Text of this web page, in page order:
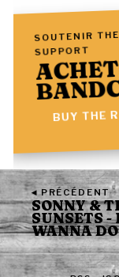
SOUTENIR
SUPPORT
BUY THE
◂ PRÉCÉDENT
SONNY &
SUNSETS -
WANNA